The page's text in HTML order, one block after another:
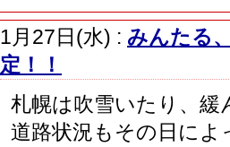
1月27日(水) : みんたる
定！！
札幌は吹雪いたり、緩
道路状況もその日に